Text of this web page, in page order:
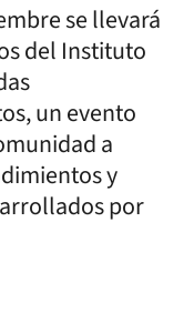
se llevará
del Instituto
un evento
a
y
por